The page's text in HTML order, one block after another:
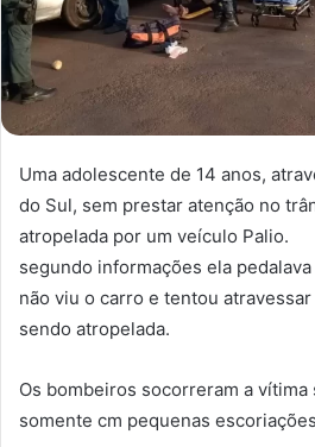
Uma adolescente de 14 anos,
do Sul, sem prestar atenção no
atropelada por um veículo Palio.
segundo informações ela
não viu o carro e tentou atravessar
sendo atropelada.
Os bombeiros socorreram a
somente cm pequenas